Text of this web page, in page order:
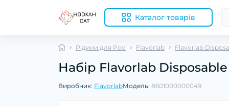
Каталог товарів
Рідини для Pod Flavorlab Flavorlab
Набір Flavorlab
Виробник: FlavorlabМодель: 8601000000049